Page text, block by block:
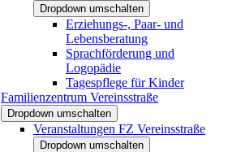
Dropdown umschalten
Erziehungs-, Paar- und
Lebensberatung
Sprachförderung und
Logopädie
Tagespflege für Kinder
Familienzentrum Vereinsstraße
Dropdown umschalten
Veranstaltungen FZ Vereinsstraße
Dropdown umschalten